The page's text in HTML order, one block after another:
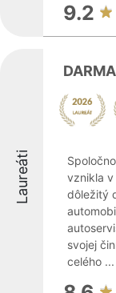
9.2
Laureáti
vznikla
dôležitý
svojej
celého ...